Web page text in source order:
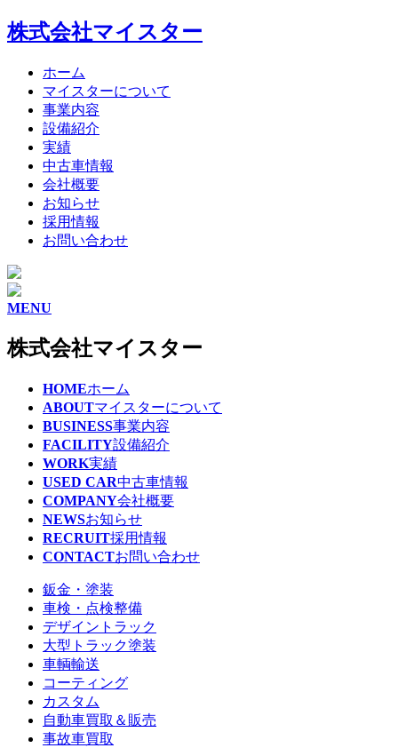
株式会社マイスター
ホーム
マイスターについて
事業内容
設備紹介
実績
中古車情報
会社概要
お知らせ
採用情報
お問い合わせ
MENU
株式会社マイスター
HOMEホーム
ABOUTマイスターについて
BUSINESS事業内容
FACILITY設備紹介
WORK実績
USED CAR中古車情報
COMPANY会社概要
NEWSお知らせ
RECRUIT採用情報
CONTACTお問い合わせ
鈑金・塗装
車検・点検整備
デザイントラック
大型トラック塗装
車輌輸送
コーティング
カスタム
自動車買取＆販売
事故車買取